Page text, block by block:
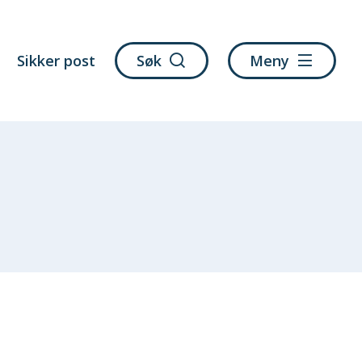
Sikker post Søk Meny